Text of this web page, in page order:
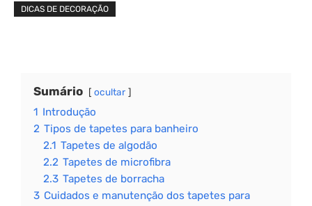
DICAS DE DECORAÇÃO
Sumário ocultar
1 Introdução
2 Tipos de tapetes para banheiro
2.1 Tapetes de algodão
2.2 Tapetes de microfibra
2.3 Tapetes de borracha
3 Cuidados e manutenção dos tapetes para